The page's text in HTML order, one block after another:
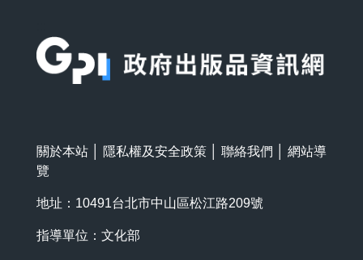
關於本站 隱私權及安全政策 聯絡我們
網站導
覽
地址：10491台北市中山區松江路209號
指導單位：文化部